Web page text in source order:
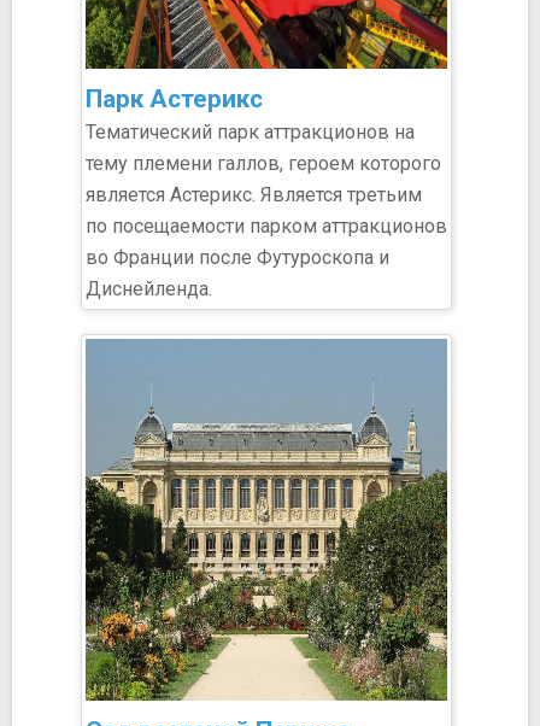
Парк Астерикс
Тематический парк аттракционов на
тему племени галлов, героем которого
является Астерикс. Является третьим
по посещаемости парком аттракционов
во Франции после Футуроскопа и
Диснейленда.